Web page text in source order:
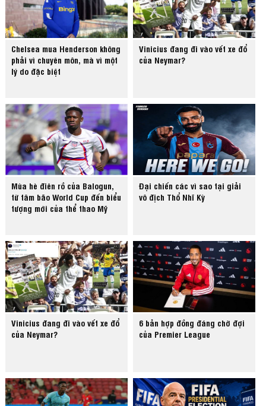
Chelsea mua Henderson không
phải vì chuyên môn, mà vì một
lý do đặc biệt
Vinicius đang đi vào vết xe đổ
của Neymar?
Mùa hè điên rồ của Balogun,
từ tâm bão World Cup đến biểu
tượng mới của thể thao Mỹ
Đại chiến các vì sao tại giải
vô địch Thổ Nhĩ Kỳ
Vinicius đang đi vào vết xe đổ
của Neymar?
6 bản hợp đồng đáng chờ đợi
của Premier League